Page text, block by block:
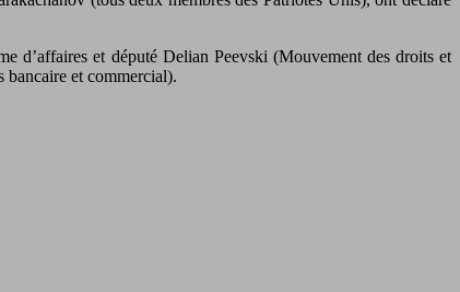
d’affaires et député Delian Peevski (Mouvement des droits et
bancaire et commercial).